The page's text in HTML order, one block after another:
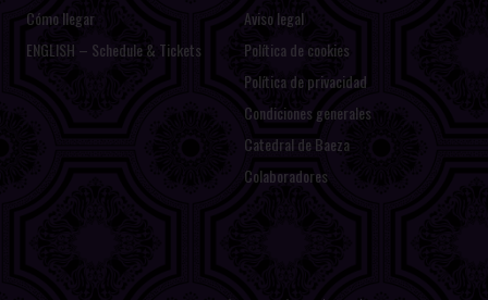
Cómo llegar
ENGLISH – Schedule & Tickets
Aviso legal
Política de cookies
Política de privacidad
Condiciones generales
Catedral de Baeza
Colaboradores